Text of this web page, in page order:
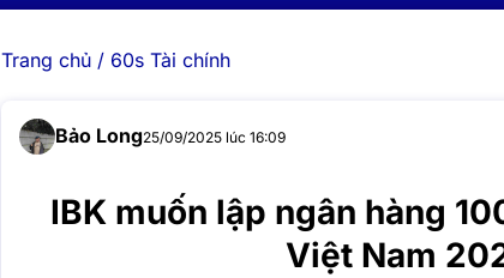
Trang chủ/ 60s Tài chính
Bảo Long25/09/2025 lúc 16:09
IBK muốn lập ngân hàng
Việt Nam